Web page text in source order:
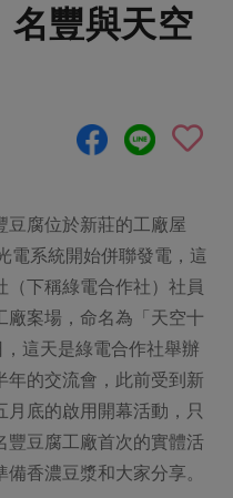
麵雜糧
飲品
人清潔
作聯合國
本土農糧
議題
減廢
豐與天空
豆腐位於新莊的工廠屋
電系統開始併聯發電，這
（下稱綠電合作社）社員
廠案場，命名為「天空十
這天是綠電合作社舉辦
年的交流會，此前受到新
底的啟用開幕活動，只
豐豆腐工廠首次的實體活
香濃豆漿和大家分享。